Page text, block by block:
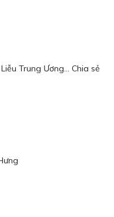
Trung Ương... Chia sẻ